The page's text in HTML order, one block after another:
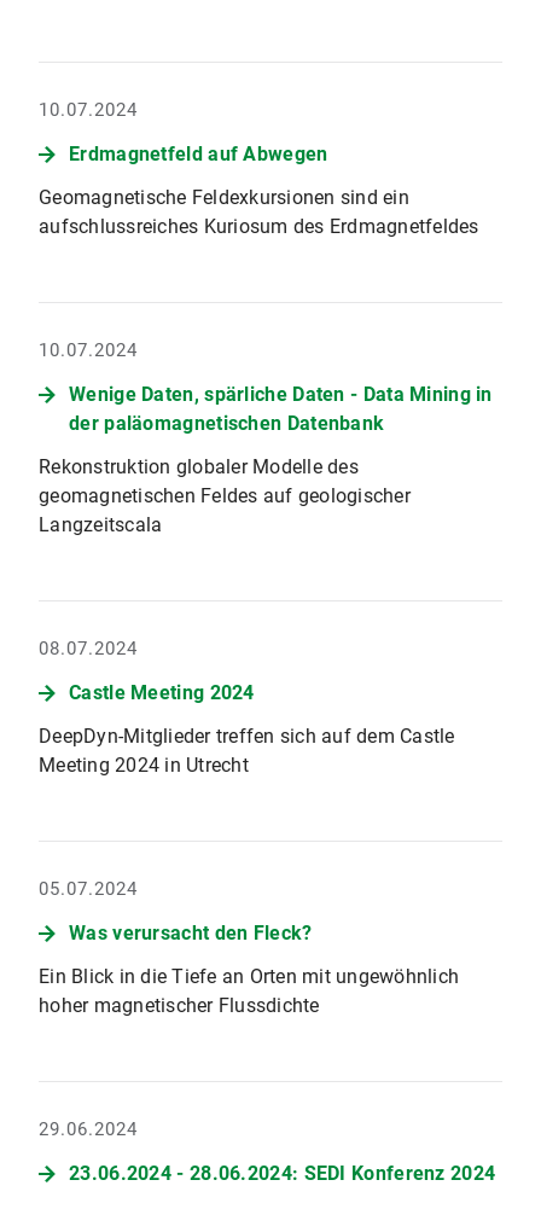
10.07.2024
Erdmagnetfeld auf Abwegen
Geomagnetische Feldexkursionen sind ein
aufschlussreiches Kuriosum des Erdmagnetfeldes
10.07.2024
Wenige Daten, spärliche Daten - Data Mining in
der paläomagnetischen Datenbank
Rekonstruktion globaler Modelle des
geomagnetischen Feldes auf geologischer
Langzeitscala
08.07.2024
Castle Meeting 2024
DeepDyn-Mitglieder treffen sich auf dem Castle
Meeting 2024 in Utrecht
05.07.2024
Was verursacht den Fleck?
Ein Blick in die Tiefe an Orten mit ungewöhnlich
hoher magnetischer Flussdichte
29.06.2024
23.06.2024 - 28.06.2024: SEDI Konferenz 2024